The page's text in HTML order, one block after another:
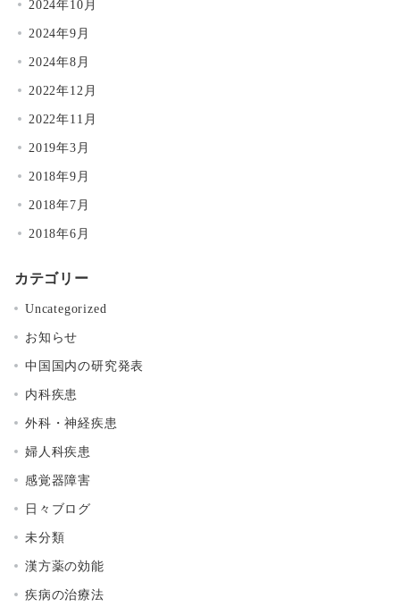
2024年10月
2024年9月
2024年8月
2022年12月
2022年11月
2019年3月
2018年9月
2018年7月
2018年6月
カテゴリー
Uncategorized
お知らせ
中国国内の研究発表
内科疾患
外科・神経疾患
婦人科疾患
感覚器障害
日々ブログ
未分類
漢方薬の効能
疾病の治療法